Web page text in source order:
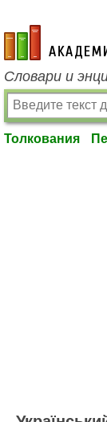
academic.ru
Словари и
Толкования